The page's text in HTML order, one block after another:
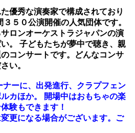
優秀な演奏家で構成されており
５０公演開催の人気団体です。
ロンオーケストラジャパンの演
。 子どもたちが夢中で聴き、親
コンサートです。
どんなコンサ
い。
ナーに、出発進行、クラプフェン
カほか。 開場中はおもちゃの楽
験もできます！
更になる場合がございます。ご